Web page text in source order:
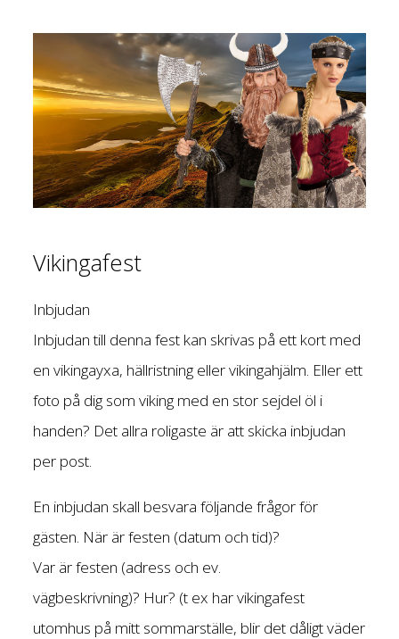
Vikingafest
Inbjudan
Inbjudan till denna fest kan skrivas på ett kort med
en vikingayxa, hällristning eller vikingahjälm. Eller ett
foto på dig som viking med en stor sejdel öl i
handen? Det allra roligaste är att skicka inbjudan
per post.
En inbjudan skall besvara följande frågor för
gästen. När är festen (datum och tid)?
Var är festen (adress och ev.
vägbeskrivning)? Hur? (t ex har vikingafest
utomhus på mitt sommarställe, blir det dåligt väder